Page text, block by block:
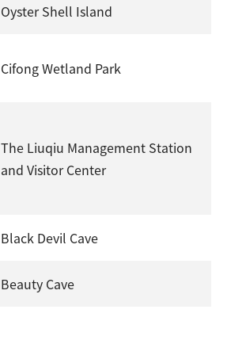
Oyster Shell Island
Cifong Wetland Park
The Liuqiu Management Station
and Visitor Center
Black Devil Cave
Beauty Cave